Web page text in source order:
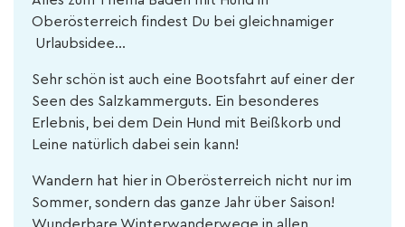
Oberösterreich findest Du bei gleichnamiger
Urlaubsidee…
Sehr schön ist auch eine Bootsfahrt auf einer der
Seen des Salzkammerguts. Ein besonderes
Erlebnis, bei dem Dein Hund mit Beißkorb und
Leine natürlich dabei sein kann!
Wandern hat hier in Oberösterreich nicht nur im
Sommer, sondern das ganze Jahr über Saison!